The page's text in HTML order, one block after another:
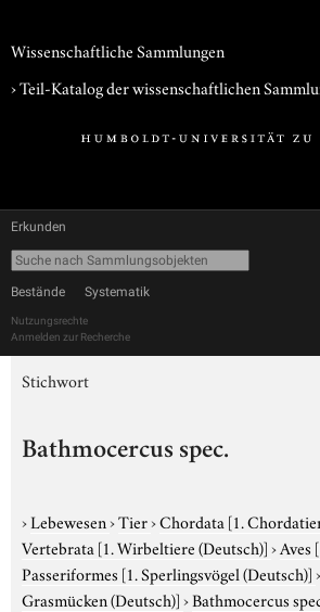
Wissenschaftliche Sammlungen
› Teil-Katalog der wissenschaftlichen
Erkunden
Bestände Systematik
Nutzungsrechte
Anmelden zur Recherche
Stichwort
Bathmocercus spec.
›Lebewesen›Tier›Chordata [1.
Vertebrata [1. Wirbeltiere (Deutsch)]›Aves
Passeriformes [1. Sperlingsvögel (Deutsch)]›
Grasmücken (Deutsch)]›Bathmocercus